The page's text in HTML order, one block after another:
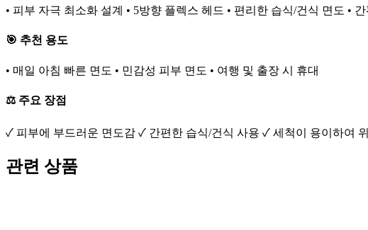
• 피부 자극 최소화 설계 • 5방향 플렉스 헤드 • 편리한 습식/건식 면도 •
🎯 추천 용도
• 매일 아침 빠른 면도 • 민감성 피부 면도 • 여행 및 출장 시 휴대
⚖️ 주요 장점
✓ 피부에 부드러운 면도감 ✓ 간편한 습식/건식 사용 ✓ 세척이 용이하여
관련 상품